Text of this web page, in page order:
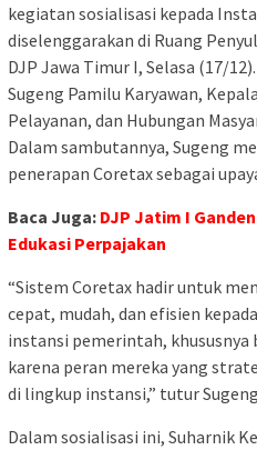
kegiatan sosialisasi kepada
diselenggarakan di Ruang
DJP Jawa Timur I, Selasa (17/
Sugeng Pamilu Karyawan,
Pelayanan, dan Hubungan
Dalam sambutannya, Sugeng
penerapan Coretax sebagai
Baca Juga: DJP Jatim I
Edukasi Perpajakan
“Sistem Coretax hadir untuk
cepat, mudah, dan efisien
instansi pemerintah,
karena peran mereka yang
di lingkup instansi,” tutur
Dalam sosialisasi ini, Suharnik